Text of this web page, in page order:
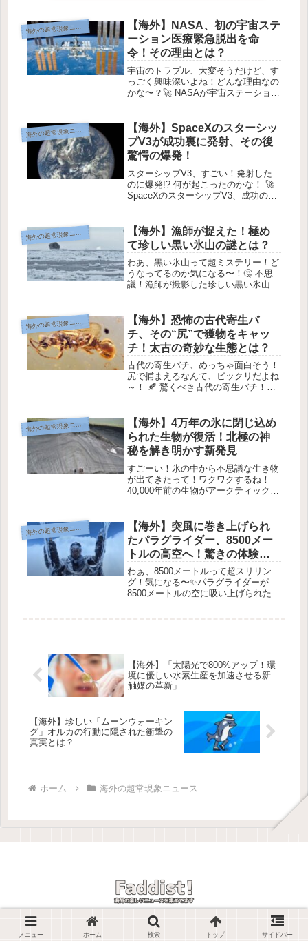
海
外の超常現象ニュース
【海外】NASA、初の宇宙ステ
ーション医療緊急脱出を命
令！その理由とは？
宇宙のトラブル、大変そうだけど、す
っごく興味深いよね！どんな理由なの
かな〜？🚀 NASAが宇宙ステーション
士がいます。 Image Credit: NASA宇
宙飛行士が重い...
海
外の超常現象ニュース
【海外】SpaceXのスターシッ
プV3が成功裏に発射、その後
驚愕の爆発！
スターシップV3、すごい！発射した
のに爆発!? 何が起こったのかな！ 🚀
SpaceXのスターシップV3、成功の後
V3が宇宙へ飛び立ったよ！ 最近、...
海
外の超常現象ニュース
【海外】漁師が捉えた！極め
て珍しい黒い氷山の謎とは？
わあ、黒い氷山って超ミステリー！ど
うなってるのか気になる〜！🤔 不思
議！漁師が撮影した珍しい黒い氷山の
Antoniussen---### ⭐️ 1. 珍しい発...
海
外の超常現象ニュース
【海外】恐怖の古代寄生バ
チ、その“尻”で獲物をキャッ
チ！太古の奇妙な生態とは？
古代の寄生バチ、めっちゃ面白そう！
尻で捕まえるなんて、ビックリだよね
～！ 🍂 驚くべき古代の寄生バチ！お
画像提供：Qiong Wu et al. 99百万年
前の恐ろしい昆虫...
海
外の超常現象ニュース
【海外】4万年の氷に閉じ込め
られた生物が復活！北極の神
秘を解き明かす新発見
すごーい！氷の中から不思議な生き物
が出てきたって！ワクワクするね！
40,000年前の生物がアークティックの
CC BY 2.0 Boris Radosavljevic...
海
外の超常現象ニュース
【海外】突風に巻き上げられ
たパラグライダー、8500メー
トルの高空へ！驚きの体験と
は？
わぁ、8500メートルって超スリリン
グ！気になる〜✨パラグライダーが
8500メートルの空に吸い上げられた！
【海外】「太陽光で800%アップ！環
境に優しい水素生産を加速させる新
触媒の革新」
【海外】珍しい「ムーンウォーキン
グ」オルカの行動に隠された衝撃の
真実とは？
ホーム 海外の超常現象ニュース
© 2025 Faddist! -海外の楽しいニュースを紹介しています-.
メニュー ホーム 検索 トップ サイドバー